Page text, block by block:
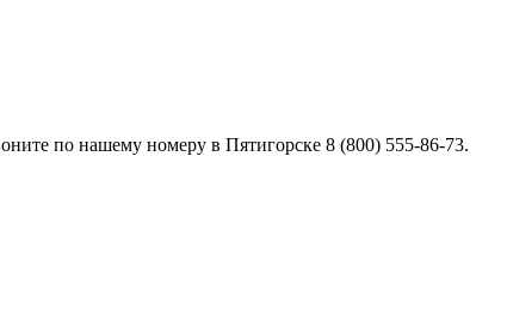
по нашему номеру в Пятигорске 8 (800) 555-86-73.